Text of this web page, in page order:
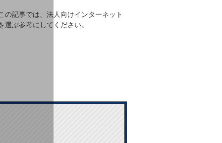
記事では、法人向けインターネット
ぶ参考にしてください。